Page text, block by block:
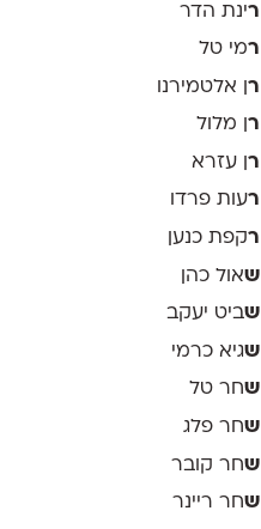
רינת הדר
רמי טל
ר ן אלטמירנו
ר ן מלול
ר ן עזרא
רעות פרדו
רקפת כנען
שאול כהן
שביט יעקב
שגיא כרמי
שחר טל
שחר פלג
שחר קובר
שחר ריינר